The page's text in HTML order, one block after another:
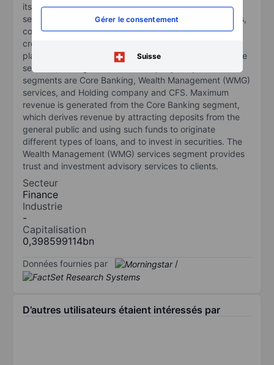
Gérer le consentement
Suisse
its subsidiaries, the company provides various financial
services, including demand, savings, and time deposits,
commercial, residential, and consumer loans, letters of
credit, wealth management services, employee benefit
plans, insurance products, mutual funds, and brokerage
services, among others. The company's reportable
segments are Core Banking, Wealth Management (WMG)
services, and Holding company and CFS. Maximum
revenue is generated from the Core Banking segment,
which derives revenue by attracting deposits from the
general public and using such funds to originate
different types of loans, and to invest in securities. The
Wealth Management (WMG) services segment provides
trust and investment advisory services to clients.
Secteur
Finance
Industrie
-
Capitalisation
0,398599114bn
Données fournies par /
D’autres utilisateurs étaient intéressés par